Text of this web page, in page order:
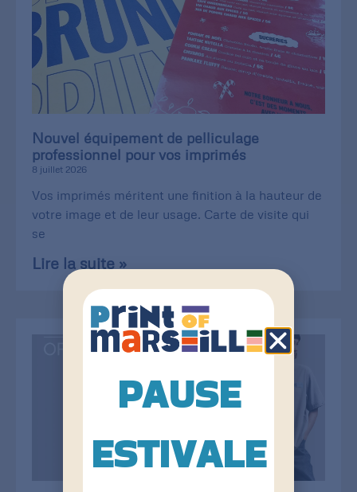
Nouvel équipement de pelliculage
professionnel pour vos imprimés
8 juillet 2026
Vos imprimés méritent une finition à la hauteur de
votre image et de leur usage. Carte de visite qui
se
Lire la suite »
PAUSE
ESTIVALE